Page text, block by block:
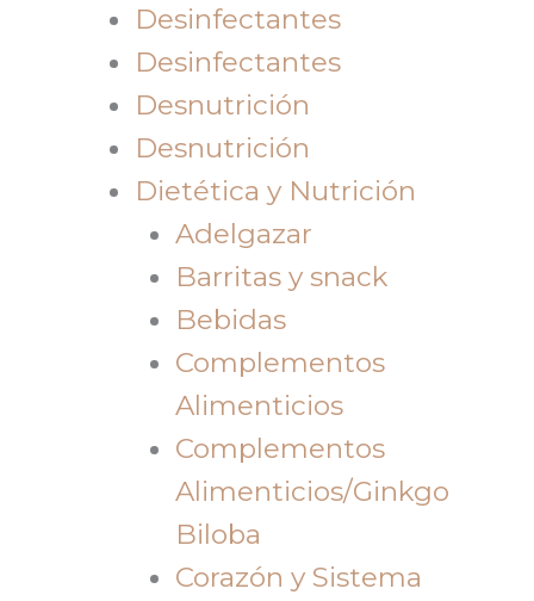
Desinfectantes
Desinfectantes
Desnutrición
Desnutrición
Dietética y Nutrición
Adelgazar
Barritas y snack
Bebidas
Complementos
Alimenticios
Complementos
Alimenticios/Ginkgo
Biloba
Corazón y Sistema